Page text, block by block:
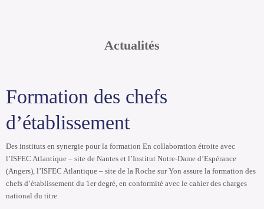
Actualités
Formation des chefs
d’établissement
Des instituts en synergie pour la formation En collaboration étroite avec
l’ISFEC Atlantique – site de Nantes et l’Institut Notre-Dame d’Espérance
(Angers), l’ISFEC Atlantique – site de la Roche sur Yon assure la formation des
chefs d’établissement du 1er degré, en conformité avec le cahier des charges
national du titre